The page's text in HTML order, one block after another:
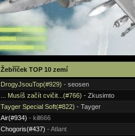
Žebříček TOP 10 zemí
DrogyJsouTop(#929) - seosen
... Musíš začít cvičit...(#766) - Zkusimto
Tayger Special Soft(#822) - Tayger
Air(#934) - kill666
Chogoris(#437) - Atlant